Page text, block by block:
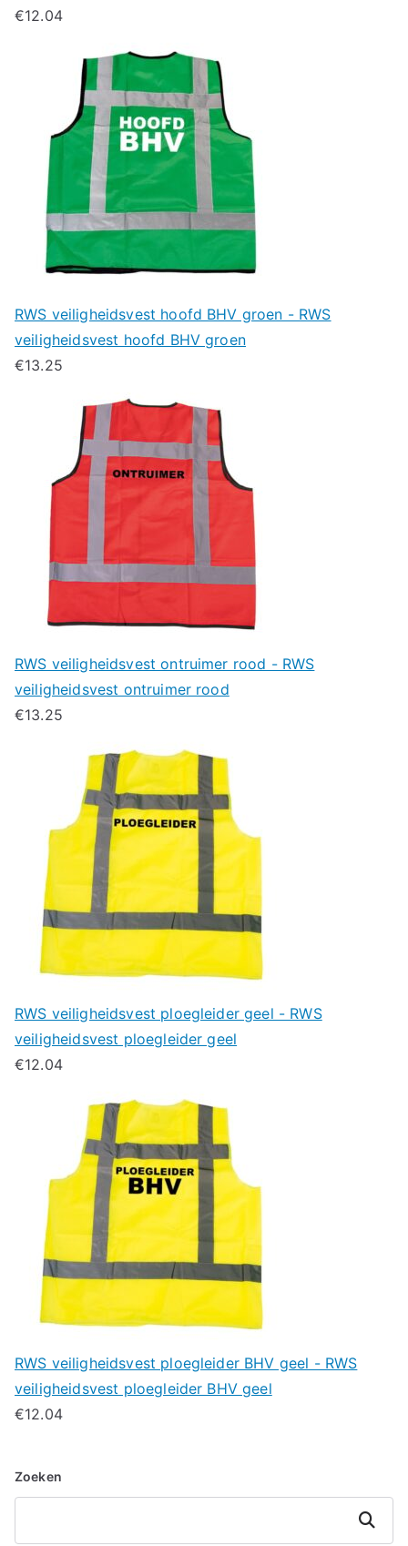
€12.04
RWS veiligheidsvest hoofd BHV groen - RWS
veiligheidsvest hoofd BHV groen
€13.25
RWS veiligheidsvest ontruimer rood - RWS
veiligheidsvest ontruimer rood
€13.25
RWS veiligheidsvest ploegleider geel - RWS
veiligheidsvest ploegleider geel
€12.04
RWS veiligheidsvest ploegleider BHV geel - RWS
veiligheidsvest ploegleider BHV geel
€12.04
Zoeken
Zoeken